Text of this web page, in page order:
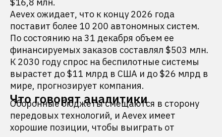
Aevex ожидает, что к концу 2026 года
поставит более 10 200 автономных систем.
По состоянию на 31 декабря объем ее
финансируемых заказов составлял $503 млн.
К 2030 году спрос на беспилотные системы
вырастет до $11 млрд в США и до $26 млрд в
мире, прогнозирует компания.
Что говорят аналитики
Оборонные бюджеты смещаются в сторону
передовых технологий, и Aevex имеет
хорошие позиции, чтобы выиграть от